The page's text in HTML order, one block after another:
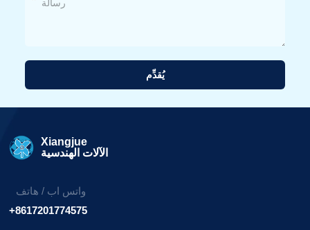
يُقدِّم
Xiangjue
الآلات الهندسية
واتس اب / هاتف
+8617201774575